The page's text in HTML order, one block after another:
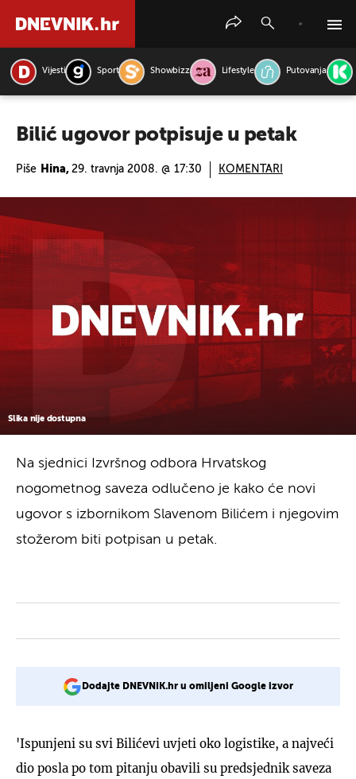
Vijesti Sport Showbizz Lifestyle Putovanja
Bilić ugovor potpisuje u petak
Piše Hina, 29. travnja 2008. @ 17:30 KOMENTARI
Slika nije dostupna
Na sjednici Izvršnog odbora Hrvatskog
nogometnog saveza odlučeno je kako će novi
ugovor s izbornikom Slavenom Bilićem i njegovim
stožerom biti potpisan u petak.
Dodajte DNEVNIK.hr u omiljeni Google izvor
'Ispunjeni su svi Bilićevi uvjeti oko logistike, a najveći
dio posla po tom pitanju obavili su predsjednik saveza
PRETRAŽITE VIJESTI